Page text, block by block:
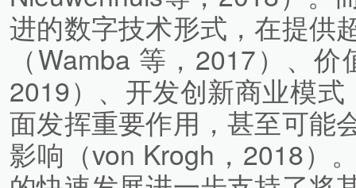
进的数字技术形式，在提供
（Wamba 等，2017）、
2019）、开发创新商业模
面发挥重要作用，甚至可能
影响（von Krogh，2018）